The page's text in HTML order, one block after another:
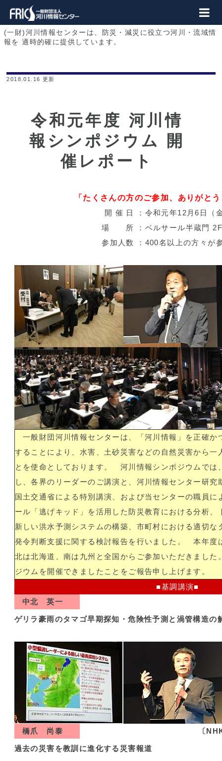
(一財)河川情報センターは、防災・減災に役立つ河川・流域情
報を 適時的確に提供しています。
2018.01.16 更新
令和元年度 河川情
報シンポジウム 開
催レポート
「たくさんの方のご参加、ありがと
開 催 日 ： 令和元年12月6日（
場 所 ： ベルサール半蔵門
参加人数 ： 400名以上の方々が
一般財団河川情報センターは、「河川情報」を正確か
することにより、水害、土砂災害などの自然災害から
とを使命としております。
河川情報シンポジウムでは
し、各界のリーダーのご講演と、河川情報センター研
国土交通省による特別講演、および当センターの職員
ール「逃げキッド」を活用した防災教育における分析
新しい洪水予測システムの構築、市町村における適切
発令判断支援に関する検討報告を行いました。
本年度
北は北海道、南は九州と全国からご参加いただきました
ジウムを開催できましたことをご報告申し上げます。
■基調講演■
中北 英一
ゲリラ豪雨のタマゴ早期探知・危険性予測と渦管構造の
橋爪 尚泰 〔
過去の災害を教訓に進化する災害報道